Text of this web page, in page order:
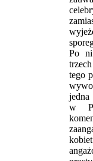
Po
tego
jedna
w